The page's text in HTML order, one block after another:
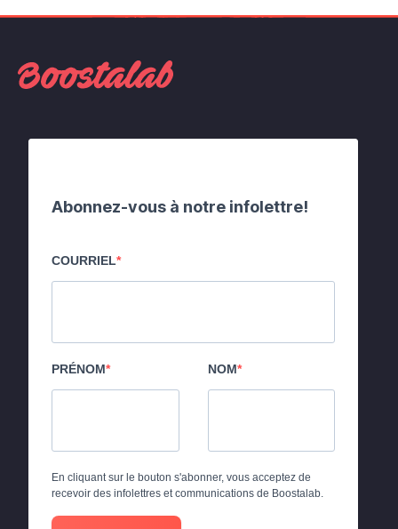
Abonnez-vous à notre infolettre!
COURRIEL
PRÉNOM NOM
En cliquant sur le bouton s'abonner, vous acceptez de
recevoir des infolettres et communications de Boostalab.